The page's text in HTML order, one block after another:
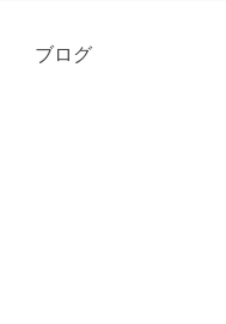
ブログ